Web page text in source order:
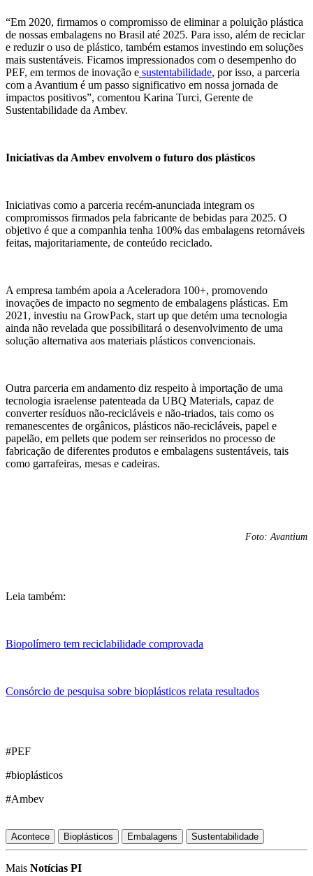
“Em 2020, firmamos o compromisso de eliminar a poluição plástica
de nossas embalagens no Brasil até 2025. Para isso, além de reciclar
e reduzir o uso de plástico, também estamos investindo em soluções
mais sustentáveis. Ficamos impressionados com o desempenho do
PEF, em termos de inovação e sustentabilidade, por isso, a parceria
com a Avantium é um passo significativo em nossa jornada de
impactos positivos”, comentou Karina Turci, Gerente de
Sustentabilidade da Ambev.
Iniciativas da Ambev envolvem o futuro dos plásticos
Iniciativas como a parceria recém-anunciada integram os
compromissos firmados pela fabricante de bebidas para 2025. O
objetivo é que a companhia tenha 100% das embalagens retornáveis
feitas, majoritariamente, de conteúdo reciclado.
A empresa também apoia a Aceleradora 100+, promovendo
inovações de impacto no segmento de embalagens plásticas. Em
2021, investiu na GrowPack, start up que detém uma tecnologia
ainda não revelada que possibilitará o desenvolvimento de uma
solução alternativa aos materiais plásticos convencionais.
Outra parceria em andamento diz respeito à importação de uma
tecnologia israelense patenteada da UBQ Materials, capaz de
converter resíduos não-recicláveis e não-triados, tais como os
remanescentes de orgânicos, plásticos não-recicláveis, papel e
papelão, em pellets que podem ser reinseridos no processo de
fabricação de diferentes produtos e embalagens sustentáveis, tais
como garrafeiras, mesas e cadeiras.
Foto: Avantium
Leia também:
Biopolímero tem reciclabilidade comprovada
Consórcio de pesquisa sobre bioplásticos relata resultados
#PEF
#bioplásticos
#Ambev
Acontece Bioplásticos Embalagens Sustentabilidade
Mais Notícias PI